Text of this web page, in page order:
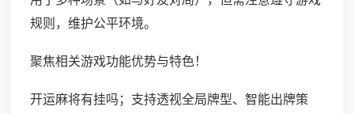
规则，维护公平环境。
聚焦相关游戏功能优势与特色！
开运麻将有挂吗；支持透视全局牌型、智能出牌策